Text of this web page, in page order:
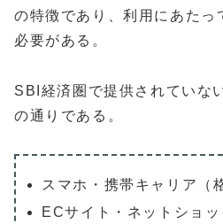
の特徴であり、利用にあたっ
必要がある。
SBI経済圏で提供されていな
の通りである。
スマホ・携帯キャリア（
ECサイト・ネットショ